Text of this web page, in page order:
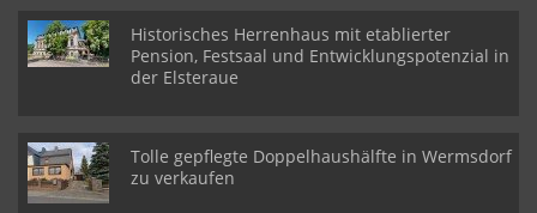
Historisches Herrenhaus mit etablierter
Pension, Festsaal und Entwicklungspotenzial in
der Elsteraue
Tolle gepflegte Doppelhaushälfte in Wermsdorf
zu verkaufen